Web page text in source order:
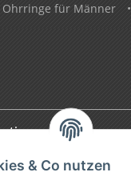
& Co nutzen
Ohrringe für Männer •